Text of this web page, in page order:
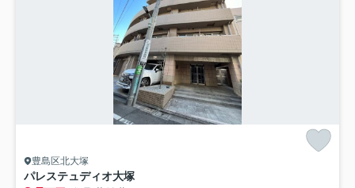
豊島区北大塚
パレステュディオ大塚